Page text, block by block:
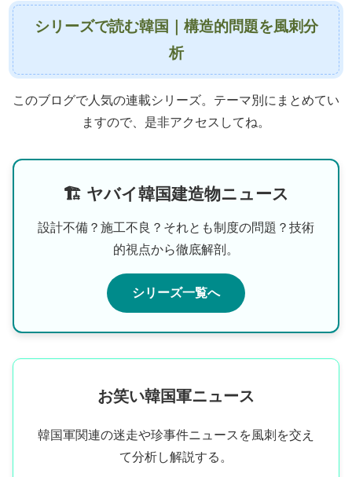
シリーズで読む韓国｜構造的問題を風刺分
析
このブログで人気の連載シリーズ。テーマ別にまとめてい
ますので、是非アクセスしてね。
🏗 ヤバイ韓国建造物ニュース
設計不備？施工不良？それとも制度の問題？技術
的視点から徹底解剖。
シリーズ一覧へ
お笑い韓国軍ニュース
韓国軍関連の迷走や珍事件ニュースを風刺を交え
て分析し解説する。